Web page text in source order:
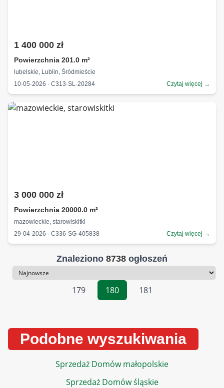
1 400 000 zł
Powierzchnia 201.0 m²
lubelskie, Lublin, Śródmieście
10-05-2026 · C313-SL-20284
Czytaj więcej →
3 000 000 zł
Powierzchnia 20000.0 m²
mazowieckie, starowiskitki
29-04-2026 · C336-SG-405838
Czytaj więcej →
Znaleziono 8738 ogłoszeń
Sortowanie
179
180 181
Podobne wyszukiwania
Sprzedaż Domów małopolskie
Sprzedaż Domów śląskie